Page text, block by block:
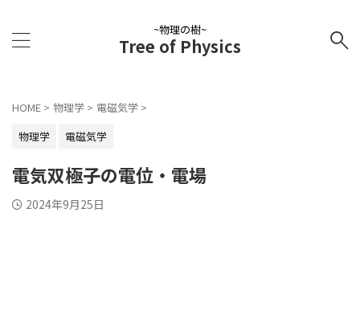
~物理の樹~
Tree of Physics
HOME > 物理学 > 電磁気学 >
物理学
電磁気学
電気双極子の電位・電場
2024年9月25日